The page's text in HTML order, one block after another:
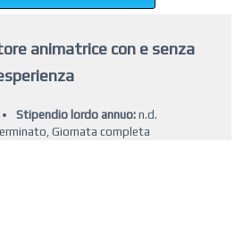
animatrice con e senza
Stipendio lordo annuo:n.d.
Giornata completa